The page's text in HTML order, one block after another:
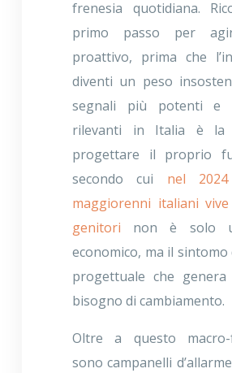
frenesia quotidiana.
primo passo per
proattivo, prima che
diventi un peso
segnali più potenti e
rilevanti in Italia è la
progettare il proprio
secondo cui nel
maggiorenni italiani
genitori non è solo
economico, ma il
progettuale che
bisogno di cambiamento.
Oltre a questo macro-
sono campanelli